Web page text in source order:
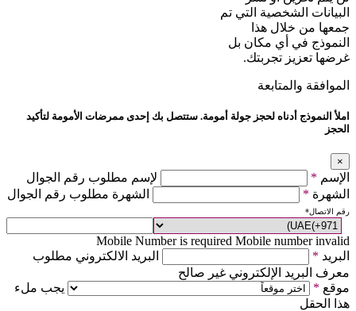
البيانات الشخصية التي تم
جمعها من خلال هذا
النموذج في أي مكان بل
غرضها تعزيز تجربتك.
الموافقة والمتابعة
املأ النموذج أدناه لحجز جولة أمومة. ستتصل بك إحدى ممرضات الأمومة لتأكيد
الحجز
×
الإسم *
لإسم مطلوب رقم الجوال
الشهرة * الشهرة مطلوب رقم الجوال
رقم الاتصال*
Mobile Number is required Mobile number invalid
البريد *
البريد الالكتروني مطلوب
معرف البريد الإلكتروني غير صالح
موقع *
يجب ملء
هذا الحقل